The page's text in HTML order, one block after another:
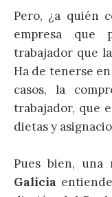
Pero, ¿a quién
empresa que
trabajador que
Ha de tenerse
casos, la
trabajador, que
dietas y
Pues bien,
Galicia